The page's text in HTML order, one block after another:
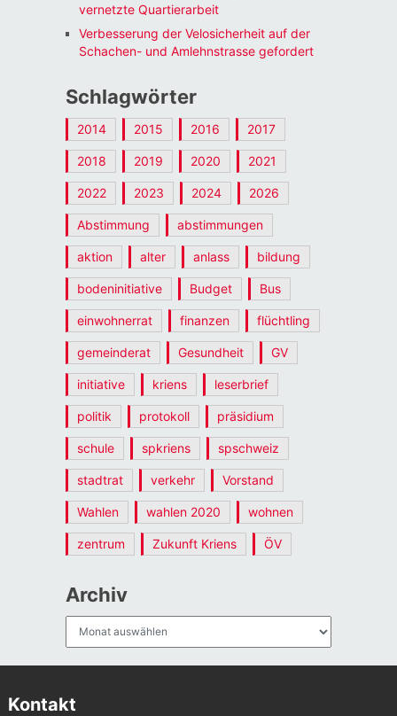
vernetzte Quartierarbeit
Verbesserung der Velosicherheit auf der
Schachen- und Amlehnstrasse gefordert
Schlagwörter
2014 2015 2016 2017
2018 2019 2020 2021
2022 2023 2024 2026
Abstimmung abstimmungen
aktion alter anlass bildung
bodeninitiative Budget Bus
einwohnerrat finanzen flüchtling
gemeinderat Gesundheit GV
initiative kriens leserbrief
politik protokoll präsidium
schule spkriens spschweiz
stadtrat verkehr Vorstand
Wahlen wahlen 2020 wohnen
zentrum Zukunft Kriens ÖV
Archiv
Kontakt